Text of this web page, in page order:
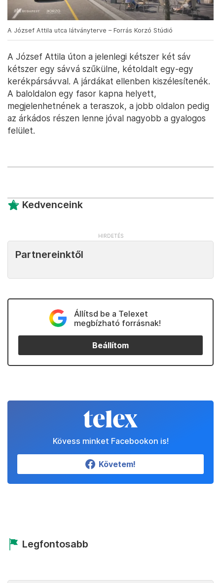
A József Attila utca látványterve – Forrás Korzó Stúdió
A József Attila úton a jelenlegi kétszer két sáv
kétszer egy sávvá szűkülne, kétoldalt egy-egy
kerékpársávval. A járdákat ellenben kiszélesítenék.
A baloldalon egy fasor kapna helyett,
megjelenhetnének a teraszok, a jobb oldalon pedig
az árkádos részen lenne jóval nagyobb a gyalogos
felület.
Kedvenceink
Partnereinktől
Állítsd be a Telexet
megbízható forrásnak!
Beállítom
Kövess minket Facebookon is!
Követem!
Legfontosabb